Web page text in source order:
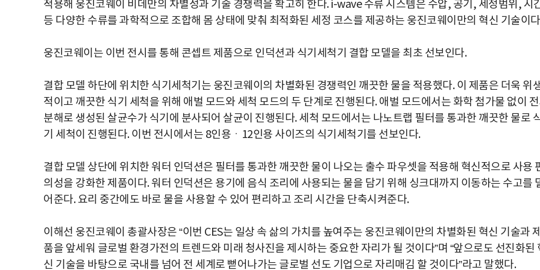
적용해 웅진코웨이 비데만의 차별성과 기술 경쟁력을 확고히 한다. i-wave 수류 시스템은 수압, 공기, 세정범위, 시
등 다양한 수류를 과학적으로 조합해 몸 상태에 맞춰 최적화된 세정 코스를 제공하는 웅진코웨이만의 혁신 기술이
웅진코웨이는 이번 전시를 통해 콘셉트 제품으로 인덕션과 식기세척기 결합 모델을 최초 선보인다.
결합 모델 하단에 위치한 식기세척기는 웅진코웨이의 차별화된 경쟁력인 깨끗한 물을 적용했다. 이 제품은 더욱 위
적이고 깨끗한 식기 세척을 위해 애벌 모드와 세척 모드의 두 단계로 진행된다. 애벌 모드에서는 화학 첨가물 없이 전
분해로 생성된 살균수가 식기에 분사되어 살균이 진행된다. 세척 모드에서는 나노트랩 필터를 통과한 깨끗한 물로
기 세척이 진행된다. 이번 전시에서는 8인용ㆍ12인용 사이즈의 식기세척기를 선보인다.
결합 모델 상단에 위치한 워터 인덕션은 필터를 통과한 깨끗한 물이 나오는 출수 파우셋을 적용해 혁신적으로 사용
의성을 강화한 제품이다. 워터 인덕션은 용기에 음식 조리에 사용되는 물을 담기 위해 싱크대까지 이동하는 수고를
어준다. 요리 중간에도 바로 물을 사용할 수 있어 편리하고 조리 시간을 단축시켜준다.
이해선 웅진코웨이 총괄사장은 “이번 CES는 일상 속 삶의 가치를 높여주는 웅진코웨이만의 차별화된 혁신 기술과 제
품을 앞세워 글로벌 환경가전의 트렌드와 미래 청사진을 제시하는 중요한 자리가 될 것이다”며 “앞으로도 선진화된
신 기술을 바탕으로 국내를 넘어 전 세계로 뻗어나가는 글로벌 선도 기업으로 자리매김 할 것이다”라고 말했다.